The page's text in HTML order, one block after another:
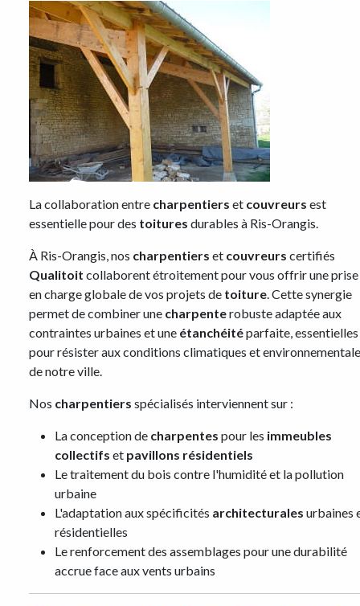
La collaboration entre charpentiers et couvreurs est
essentielle pour des toitures durables à Ris-Orangis.
À Ris-Orangis, nos charpentiers et couvreurs certifiés
Qualitoit collaborent étroitement pour vous offrir une prise
en charge globale de vos projets de toiture. Cette synergie
permet de combiner une charpenterobuste adaptée aux
contraintes urbaines et une étanchéitéparfaite, essentielles
pour résister aux conditions climatiques et
de notre ville.
Nos charpentiers spécialisés interviennent sur :
La conception de charpentes pour les immeubles
collectifs et pavillons résidentiels
Le traitement du bois contre l'humidité et la pollution
urbaine
L'adaptation aux spécificités architecturales urbaines
résidentielles
Le renforcement des assemblages pour une durabilité
accrue face aux vents urbains